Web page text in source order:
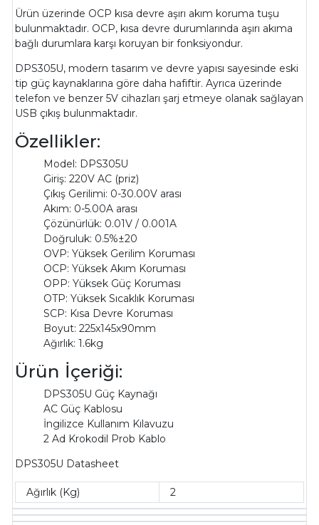
Ürün üzerinde OCP kısa devre aşırı akım koruma tuşu
bulunmaktadır. OCP, kısa devre durumlarında aşırı akıma
bağlı durumlara karşı koruyan bir fonksiyondur.
DPS305U, modern tasarım ve devre yapısı sayesinde eski
tip güç kaynaklarına göre daha hafiftir. Ayrıca üzerinde
telefon ve benzer 5V cihazları şarj etmeye olanak sağlayan
USB çıkış bulunmaktadır.
Özellikler:
Model: DPS305U
Giriş: 220V AC (priz)
Çıkış Gerilimi: 0-30.00V arası
Akım: 0-5.00A arası
Çözünürlük: 0.01V / 0.001A
Doğruluk: 0.5%±20
OVP: Yüksek Gerilim Koruması
OCP: Yüksek Akım Koruması
OPP: Yüksek Güç Koruması
OTP: Yüksek Sıcaklık Koruması
SCP: Kısa Devre Koruması
Boyut: 225x145x90mm
Ağırlık: 1.6kg
Ürün İçeriği:
DPS305U Güç Kaynağı
AC Güç Kablosu
İngilizce Kullanım Kılavuzu
2 Ad Krokodil Prob Kablo
DPS305U Datasheet
Ağırlık (Kg) 2